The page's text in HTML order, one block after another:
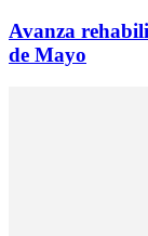
Avanza
de Mayo